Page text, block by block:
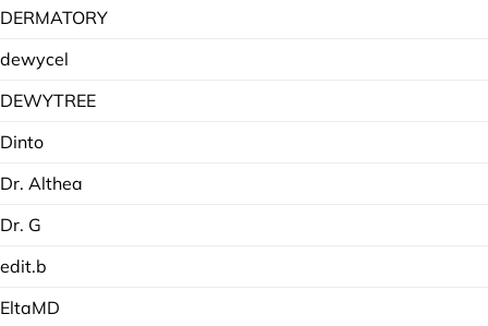
DERMATORY
dewycel
DEWYTREE
Dinto
Dr. Althea
Dr. G
edit.b
EltaMD